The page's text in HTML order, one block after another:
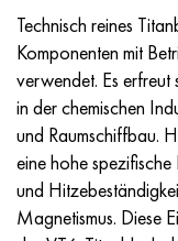
Technisch reines
Komponenten mit
verwendet. Es
in der chemischen
und Raumschiffbau.
eine hohe
und
Magnetismus. Diese